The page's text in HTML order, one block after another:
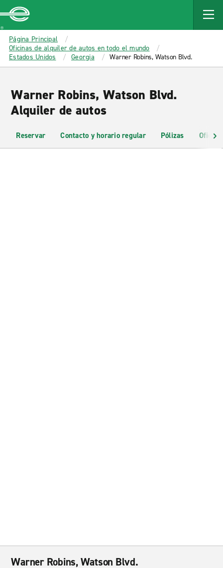
MAIN
CONTENT
Enterprise
Página Principal
Oficinas de alquiler de autos en todo el mundo
Estados Unidos
Georgia Warner Robins, Watson Blvd.
Warner Robins, Watson Blvd.
Alquiler de autos
Reservar Contacto y horario regular Pólizas
Warner Robins, Watson Blvd.